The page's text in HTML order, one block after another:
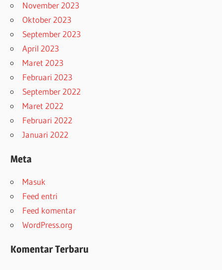
November 2023
Oktober 2023
September 2023
April 2023
Maret 2023
Februari 2023
September 2022
Maret 2022
Februari 2022
Januari 2022
Meta
Masuk
Feed entri
Feed komentar
WordPress.org
Komentar Terbaru